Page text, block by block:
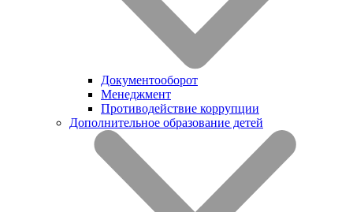
Документооборот
Менеджмент
Противодействие коррупции
Дополнительное образование детей